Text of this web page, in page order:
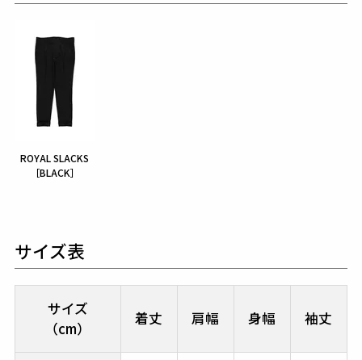
ROYAL SLACKS
［BLACK］
サイズ表
サイズ
（cm）
着丈 肩幅 身幅 袖丈